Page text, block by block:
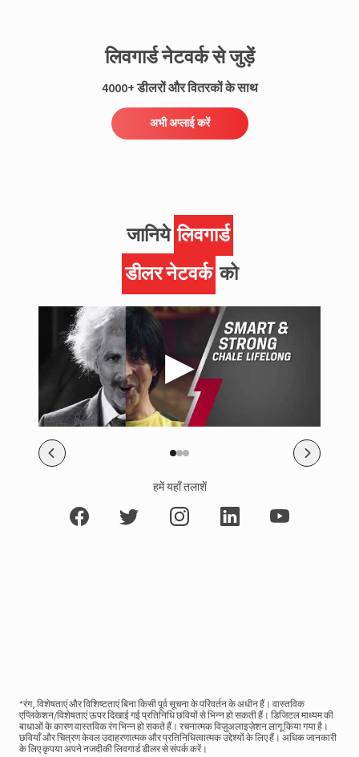
लिवगार्ड नेटवर्क से जुड़ें
4000+ डीलरों और वितरकों के साथ
अभी अप्लाई करें
जानियेलिवगार्ड
डीलर नेटवर्क को
हमें यहाँ तलाशें
*रंग, विशेषताएं और विशिष्टताएं बिना किसी पूर्व सूचना के परिवर्तन के अधीन हैं। वास्तविक
एप्लिकेशन/विशेषताएं ऊपर दिखाई गई प्रतिनिधि छवियों से भिन्न हो सकती हैं। डिजिटल माध्यम की
बाधाओं के कारण वास्तविक रंग भिन्न हो सकते हैं। रचनात्मक विज़ुअलाइज़ेशन लागू किया गया है।
छवियाँ और चित्रण केवल उदाहरणात्मक और प्रतिनिधित्वात्मक उद्देश्यों के लिए हैं। अधिक जानकारी
के लिए कृपया अपने नजदीकी लिवगार्ड डीलर से संपर्क करें।